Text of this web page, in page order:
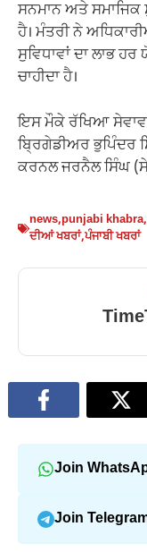
ਸਨਮਾਨ ਅਤੇ
ਹੈ। ਮੰਤਰੀ ਨੇ
ਸੁਵਿਧਾਵਾਂ ਦਾ ਲਾਭ
ਚਾਹੀਦਾ ਹੈ।
ਇਸ ਮੌਕੇ ਰੱਖਿਆ
ਬ੍ਰਿਗੇਡੀਅਰ ਭੁਪਿੰਦਰ
ਕਰਨਲ ਜਰਨੈਲ ਸਿੰਘ
news,punjabi khabra,
ਦੀਆਂ ਖਬਰਾਂ,ਪੰਜਾਬੀ ਖਬਰਾਂ
Join
Join